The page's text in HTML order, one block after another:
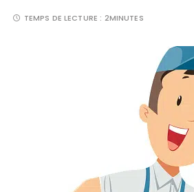
TEMPS DE LECTURE : 2MINUTES